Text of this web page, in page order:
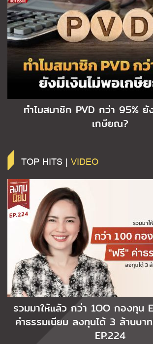
ทำไมสมาชิก PVD กว่า 95% ยั
เกษียณ?
TOP HITS | VIDEO
รวมมาให้แล้ว กว่า 1OO กองทุน
ค่าธรรมเนียม ลงทุนได้ 3 ล้านบา
EP.224